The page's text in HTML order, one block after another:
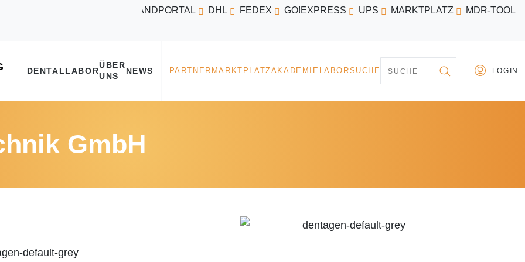
VERSANDPORTAL DHL FEDEX GO!EXPRESS UPS MARKTPLATZ MDR-TOOL
GmbH